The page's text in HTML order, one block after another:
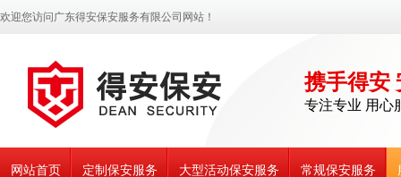
欢迎您访问广东得安保安服务有限公司网站！
携手得安
专注专业 用心
网站首页 定制保安服务 大型活动保安服务 常规保安服务